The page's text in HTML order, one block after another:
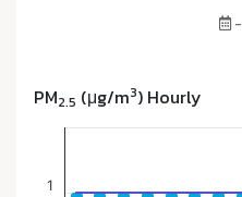
-
PM2.5 (μg/m3) Hourly